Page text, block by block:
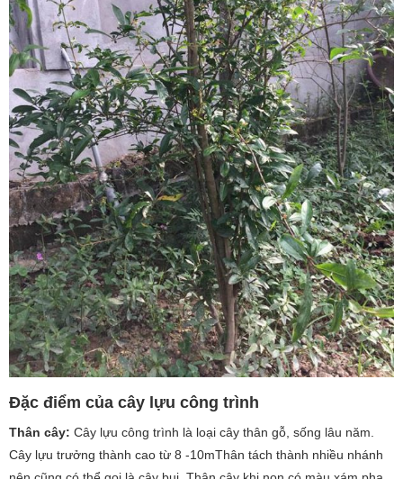
Đặc điểm của cây lựu công trình
Thân cây: Cây lựu công trình là loại cây thân gỗ, sống lâu năm.
Cây lựu trưởng thành cao từ 8 -10mThân tách thành nhiều nhánh